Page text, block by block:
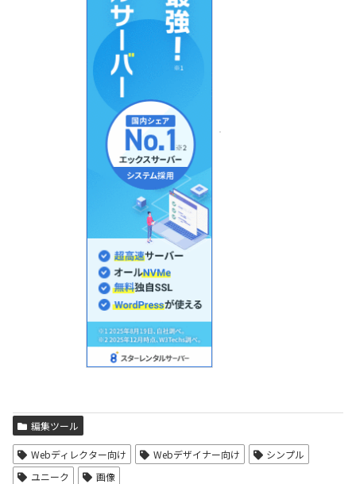
編集ツール
Webディレクター向け Webデザイナー向け
シンプル
ユニーク
画像